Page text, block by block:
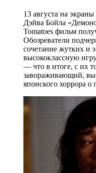
13 августа на
Дэйва Бойла
Tomatoes фильм
Обозреватели
сочетание жутких и
высококлассную
— что в итоге, с их
завораживающий,
японского хоррора о